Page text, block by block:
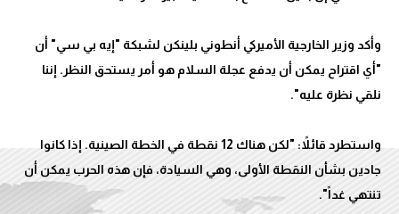
وأكد وزير الخارجية الأميركي أنطوني بلينكن لشبكة "إيه بي سي" أن
"أي اقتراح يمكن أن يدفع عجلة السلام هو أمر يستحق النظر. إننا
واستطرد قائلاً: "لكن هناك 12 نقطة في الخطة الصينية. إذا كانوا
جادين بشأن النقطة الأولى، وهي السيادة، فإن هذه الحرب يمكن أن